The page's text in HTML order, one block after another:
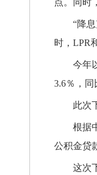
点。同时
“降
时，LPR
今年
3.6％，同
此次
根据
公积金贷
这次